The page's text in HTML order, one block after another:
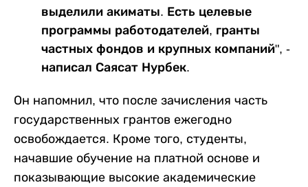
выделили акиматы. Есть целевые
программы работодателей, гранты
частных фондов и крупных компаний", -
написал Саясат Нурбек.
Он напомнил, что после зачисления часть
государственных грантов ежегодно
освобождается. Кроме того, студенты,
начавшие обучение на платной основе и
показывающие высокие академические